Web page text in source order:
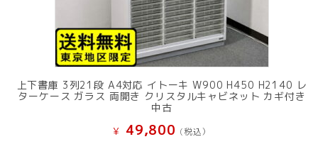
上下書庫 3列21段 A4対応 イトーキ W900 H450 H2140 レ
ターケース ガラス 両開き クリスタルキャビネット カギ付き
中古
¥ 49,800 (税込）